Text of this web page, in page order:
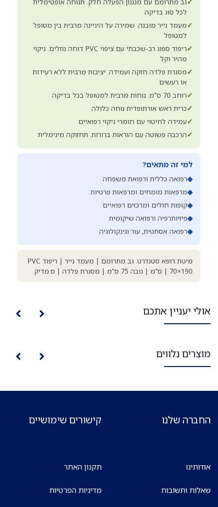
לכל סוג בדיקה
✓מעמד נייר מובנה. שמירה על היגיינה מרבית בין מטופל
למטופל
✓
ריפוד ספוג רב-שכבתי עם ציפוי PVC דוחה נוזלים. ניקוי
מהיר וקל
✓מסגרת פלדה חזקה ועמידה. יציבות מרבית ללא רעידות
או רעשים
✓רוחב 70 ס"מ. נוחות מרבית למטופל בכל בדיקה
✓כרית ראש אורתופדית נוחה כלולה
✓עמידה לחיטוי עם חומרי ניקוי רפואיים
✓הרכבה פשוטה עם הוראות ברורות. תחזוקה מינימלית
למי זה מתאים?
◆רפואה כללית ורפואת משפחה
◆מרפאות מומחים ומרפאות פרטיות
◆קופות חולים ומרכזים רפואיים
◆פיזיותרפיה ורפואה שיקומית
◆רפואה אסתטית, עור וגינקולוגיה
מיטת רופא סטנדרט. גב מתרומם | מעמד נייר | ריפוד PVC
| 70×190 ס"מ | גובה 75 ס"מ | מסגרת פלדה | ס.מדיק
אולי יעניין אתכם
מוצרים נלווים
החברה שלנו
אודותינו
שאלות ותשובות
קישורים שימושיים
תקנון האתר
מדיניות הפרטיות